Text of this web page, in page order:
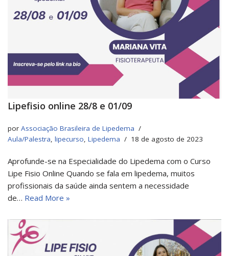
Lipefisio online 28/8 e 01/09
por Associação Brasileira de Lipedema
Aula/Palestra, lipecurso, Lipedema 18 de agosto de 2023
Aprofunde-se na Especialidade do Lipedema com o Curso
Lipe Fisio Online Quando se fala em lipedema, muitos
profissionais da saúde ainda sentem a necessidade
de… Read More »